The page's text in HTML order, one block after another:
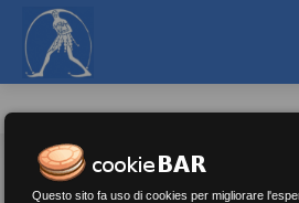
Questo sito fa uso di cookies per migliorare